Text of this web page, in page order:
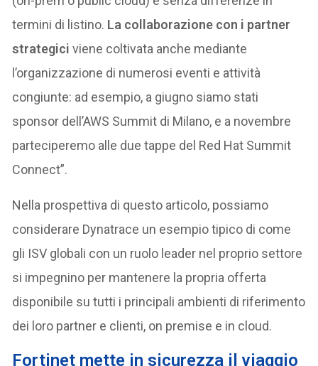
termini di listino. La collaborazione con i partner
strategiciviene coltivata anche mediante
l’organizzazione di numerosi eventi e attività
congiunte: ad esempio, a giugno siamo stati
sponsor dell’AWS Summit di Milano, e a novembre
parteciperemo alle due tappe del Red Hat Summit
Connect”.
Nella prospettiva di questo articolo, possiamo
considerare Dynatrace un esempio tipico di come
gli ISV globali con un ruolo leader nel proprio settore
si impegnino per mantenere la propria offerta
disponibile su tutti i principali ambienti di riferimento
dei loro partner e clienti, on premise e in cloud.
Fortinet mette in sicurezza il viaggio